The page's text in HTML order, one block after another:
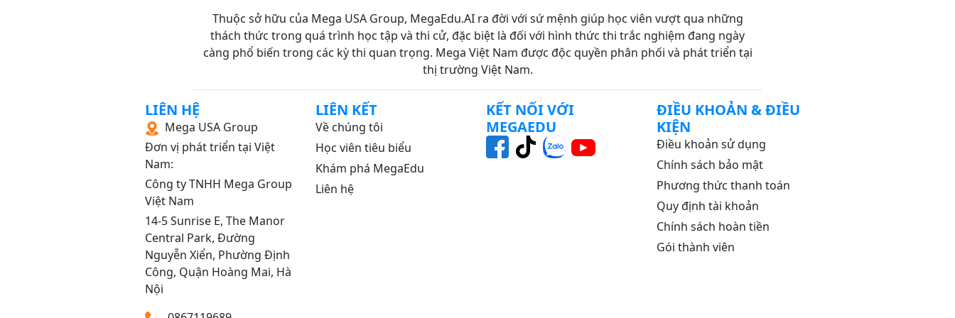
TÀI CHÍNH TIỀN TỆ 30
KINH TẾ VI MÔ 58
THƯƠNG MẠI ĐIỆN TỬ
HOÁ ĐẠI CƯƠNG
MÔ HỌC ĐẠI CƯƠNG 34
TÀI CHÍNH DOANH NGHIỆP
TÀI CHÍNH NGÂN HÀNG
KẾ TOÁN THUẾ
Y SINH HỌC DI TRUYỀN
Thuộc sở hữu của Mega USA Group, MegaEdu.AI ra đời với sứ mệnh giúp học viên vượt qua những
thách thức trong quá trình học tập và thi cử, đặc biệt là đối với hình thức thi trắc nghiệm đang ngày
càng phổ biến trong các kỳ thi quan trọng. Mega Việt Nam được độc quyền phân phối và phát triển tại
thị trường Việt Nam.
LIÊN HỆ
Mega USA Group
Đơn vị phát triển tại Việt
Nam:
Công ty TNHH Mega Group
Việt Nam
14‑5 Sunrise E, The Manor
Central Park, Đường
Nguyễn Xiển, Phường Định
Công, Quận Hoàng Mai, Hà
Nội
LIÊN KẾT
Về chúng tôi
Học viên tiêu biểu
Khám phá MegaEdu
Liên hệ
KẾT NỐI VỚI
MEGAEDU
ĐIỀU KHOẢN & ĐIỀU
KIỆN
Điều khoản sử dụng
Chính sách bảo mật
Phương thức thanh toán
Quy định tài khoản
Chính sách hoàn tiền
Gói thành viên